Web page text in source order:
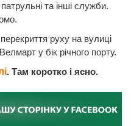
та інші служби.
руху на вулиці
у бік річного порту.
. Там коротко і ясно.